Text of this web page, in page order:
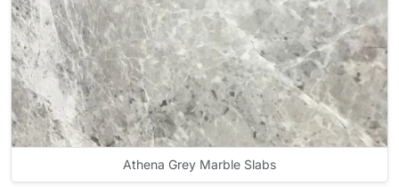
Athena Grey Marble Slabs